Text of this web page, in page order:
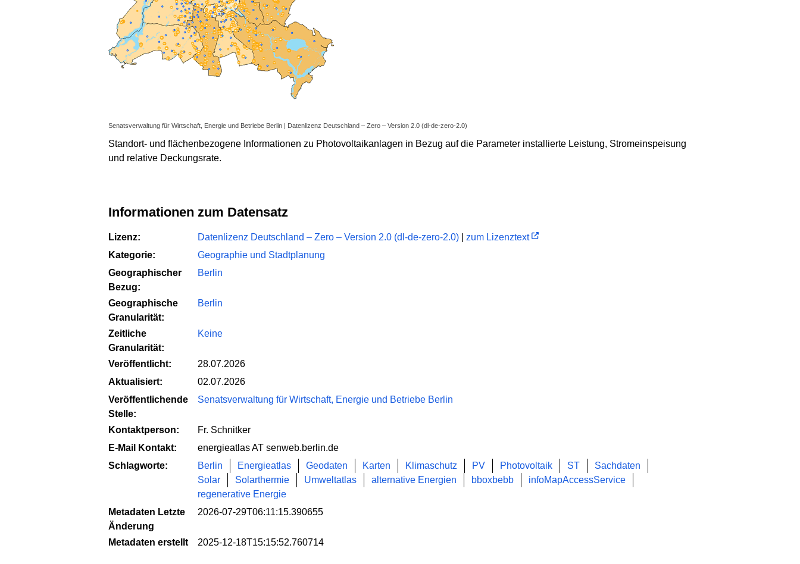
Senatsverwaltung für Wirtschaft, Energie und Betriebe Berlin | Datenlizenz Deutschland – Zero – Version 2.0 (dl-de-zero-2.0)
Standort- und flächenbezogene Informationen zu Photovoltaikanlagen in Bezug auf die Parameter installierte Leistung, Stromeinspeisung
und relative Deckungsrate.
Informationen zum Datensatz
Lizenz: Datenlizenz Deutschland – Zero – Version 2.0 (dl-de-zero-2.0)
zum Lizenztext
Kategorie:
Geographie und Stadtplanung
Geographischer
Bezug:
Berlin
Geographische
Granularität:
Berlin
Zeitliche
Granularität:
Keine
Veröffentlicht:
28.07.2026
Aktualisiert:
02.07.2026
Veröffentlichende
Stelle:
Senatsverwaltung für Wirtschaft, Energie und Betriebe Berlin
Kontaktperson:
Fr. Schnitker
E-Mail Kontakt:
energieatlas AT senweb.berlin.de
Schlagworte:
Berlin Energieatlas Geodaten Karten Klimaschutz PV Photovoltaik ST
Sachdaten
Solar
Solarthermie Umweltatlas alternative Energien bboxbebb
infoMapAccessService
regenerative Energie
Metadaten Letzte
Änderung
2026-07-29T06:11:15.390655
Metadaten erstellt 2025-12-18T15:15:52.760714